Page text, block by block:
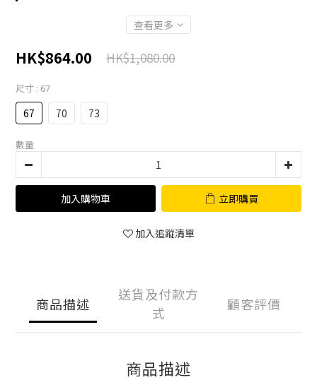
查看更多
HK$864.00 HK$1,080.00
尺寸 : 67
67 70 73
數量
加入購物車 立即購買
加入追蹤清單
商品描述
送貨及付款方
式
顧客評價
商品描述